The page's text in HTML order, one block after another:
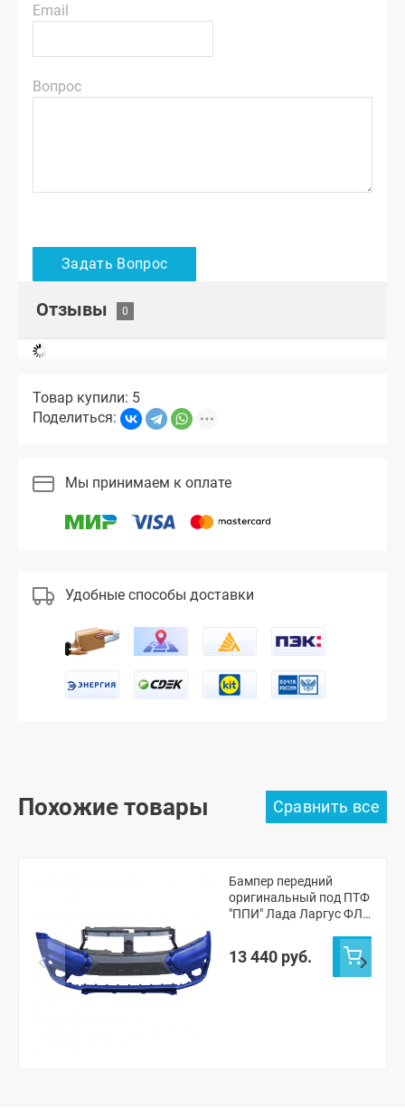
Email
Вопрос
Отзывы
Товар купили: 5
Поделиться:
Мы принимаем к оплате
Удобные способы доставки
Похожие товары
Бампер передний
оригинальный под ПТФ
"ППИ" Лада Ларгус ФЛ
13 440 руб.